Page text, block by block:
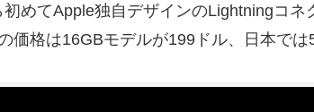
初めてApple独自デザインのLightningコネ
価格は16GBモデルが199ドル、日本では